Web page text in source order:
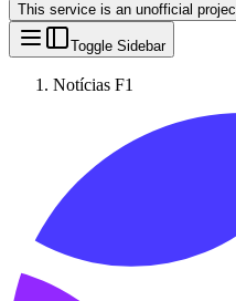
This service is an unofficial
Toggle Sidebar
Notícias F1